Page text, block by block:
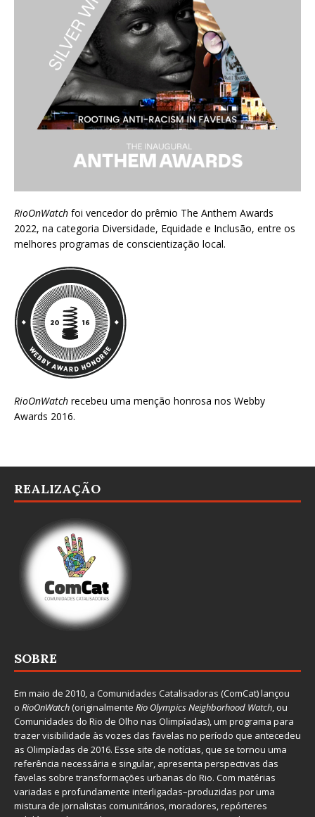
RioOnWatch foi vencedor do prêmio The Anthem Awards
2022, na categoria Diversidade, Equidade e Inclusão, entre os
melhores programas de conscientização local.
RioOnWatch recebeu uma menção honrosa nos Webby
Awards 2016.
REALIZAÇÃO
SOBRE
Em maio de 2010, a Comunidades Catalisadoras (ComCat) lançou
o RioOnWatch(originalmente Rio Olympics Neighborhood Watch, ou
Comunidades do Rio de Olho nas Olimpíadas), um programa para
trazer visibilidade às vozes das favelas no período que antecedeu
as Olimpíadas de 2016. Esse site de notícias, que se tornou uma
referência necessária e singular, apresenta perspectivas das
favelas sobre transformações urbanas do Rio. Com matérias
variadas e profundamente interligadas–produzidas por uma
mistura de jornalistas comunitários, moradores, repórteres